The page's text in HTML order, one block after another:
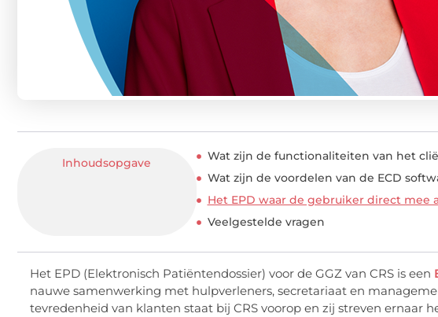
Inhoudsopgave
Wat zijn de functionaliteiten van het
Wat zijn de voordelen van de ECD
Het EPD waar de gebruiker direct mee
Veelgestelde vragen
Het EPD (Elektronisch Patiëntendossier) voor de GGZ van CRS is een
nauwe samenwerking met hulpverleners, secretariaat en
tevredenheid van klanten staat bij CRS voorop en zij streven ernaar